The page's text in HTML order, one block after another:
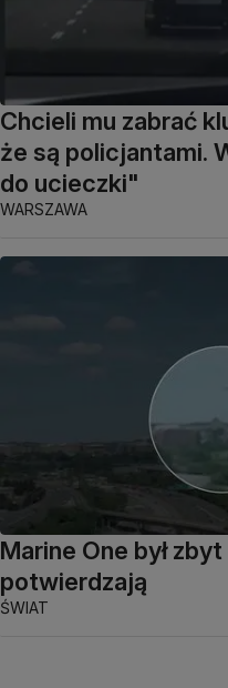
Chcieli mu zabrać
że są policjantami.
do ucieczki"
WARSZAWA
Marine One był
potwierdzają
ŚWIAT